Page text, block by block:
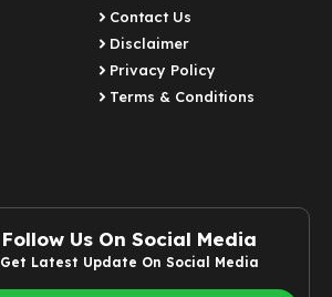
Contact Us
Disclaimer
Privacy Policy
Terms & Conditions
Follow Us On Social Media
Get Latest Update On Social Media